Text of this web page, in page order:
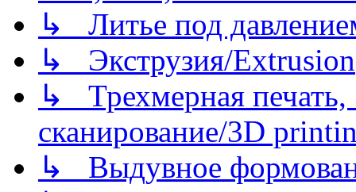
↳ Литье под
↳ Экструзия/Extrusion
↳ Трехмерная
сканирование/3D
↳ Выдувное